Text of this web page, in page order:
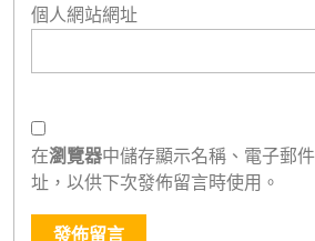
個人網站網址
在瀏覽器中儲存顯示名稱、電子郵
址，以供下次發佈留言時使用。